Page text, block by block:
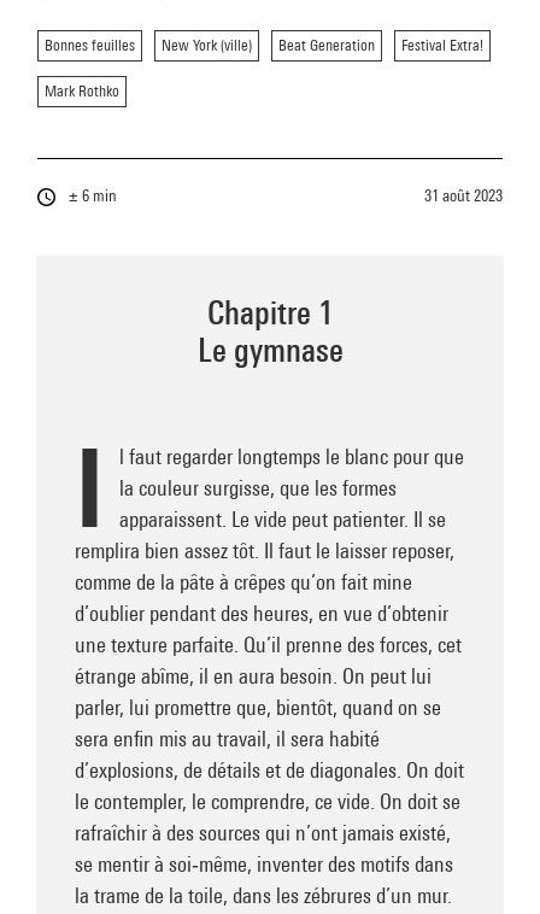
Bonnes feuilles New York (ville) Beat Generation Festival Extra!
Mark Rothko
± 6 min 31 août 2023
Chapitre 1
Le gymnase
I
l faut regarder longtemps le blanc pour que
la couleur surgisse, que les formes
apparaissent. Le vide peut patienter. Il se
remplira bien assez tôt. Il faut le laisser reposer,
comme de la pâte à crêpes qu’on fait mine
d’oublier pendant des heures, en vue d’obtenir
une texture parfaite. Qu’il prenne des forces, cet
étrange abîme, il en aura besoin. On peut lui
parler, lui promettre que, bientôt, quand on se
sera enfin mis au travail, il sera habité
d’explosions, de détails et de diagonales. On doit
le contempler, le comprendre, ce vide. On doit se
rafraîchir à des sources qui n’ont jamais existé,
se mentir à soi‑même, inventer des motifs dans
la trame de la toile, dans les zébrures d’un mur.